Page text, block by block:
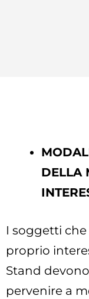
DELLA
I soggetti
proprio
Stand
pervenire a